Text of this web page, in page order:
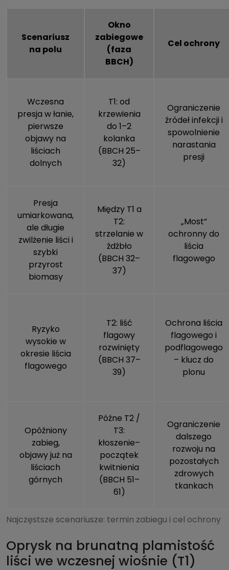
Najczęstsze scenariusze: termin zabiegu i cel ochrony
Scenariusz
na polu
Okno
zabiegowe
(faza
BBCH)
Cel ochrony
Wczesna
presja w łanie,
pierwsze
objawy na
liściach
dolnych
T1: od
krzewienia
do 1–2
kolanka
(BBCH 25–
32)
Ograniczenie
źródeł infekcji i
spowolnienie
narastania
presji
Presja
umiarkowana,
ale długie
zwilżenie liści i
szybki
przyrost
biomasy
Między T1 a
T2:
strzelanie w
źdźbło
(BBCH 32–
37)
„Most”
ochronny do
liścia
flagowego
Ryzyko
wysokie w
okresie liścia
flagowego
T2: liść
flagowy
rozwinięty
(BBCH 37–
39)
Ochrona liścia
flagowego i
podflagowego
– klucz do
plonu
Opóźniony
zabieg,
objawy już na
liściach
górnych
Późne T2 /
T3:
kłoszenie–
początek
kwitnienia
(BBCH 51–
61)
Ograniczenie
dalszego
rozwoju na
pozostałych
zdrowych
tkankach
Oprysk na brunatną plamistość
liści we wczesnej wiośnie (T1)